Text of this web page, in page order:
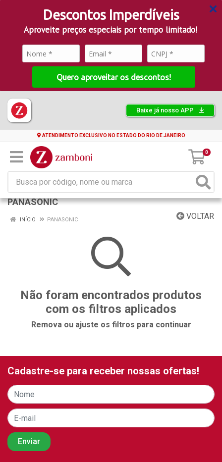
Descontos Imperdíveis
Aproveite preços especiais por tempo limitado!
Quero aproveitar os descontos!
Baixe já nosso APP
ATENDIMENTO EXCLUSIVO NO ESTADO DO RIO DE JANEIRO
0
PANASONIC
VOLTAR
INÍCIO PANASONIC
Não foram encontrados produtos
com os filtros aplicados
Remova ou ajuste os filtros para continuar
Cadastre-se para receber nossas ofertas!